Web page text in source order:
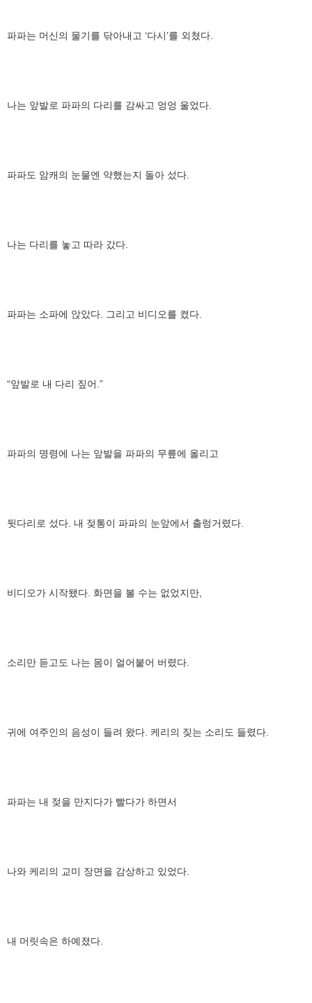
파파는 머신의 물기를 닦아내고 ‘다시’를 외쳤다.
나는 앞발로 파파의 다리를 감싸고 엉엉 울었다.
파파도 암캐의 눈물엔 약했는지 돌아 섰다.
나는 다리를 놓고 따라 갔다.
파파는 소파에 앉았다. 그리고 비디오를 켰다.
“앞발로 내 다리 짚어.”
파파의 명령에 나는 앞발을 파파의 무릎에 올리고
뒷다리로 섰다. 내 젖통이 파파의 눈앞에서 출렁거렸다.
비디오가 시작됐다. 화면을 볼 수는 없었지만,
소리만 듣고도 나는 몸이 얼어붙어 버렸다.
귀에 여주인의 음성이 들려 왔다. 케리의 짖는 소리도 들렸다.
파파는 내 젖을 만지다가 빨다가 하면서
나와 케리의 교미 장면을 감상하고 있었다.
내 머릿속은 하예졌다.